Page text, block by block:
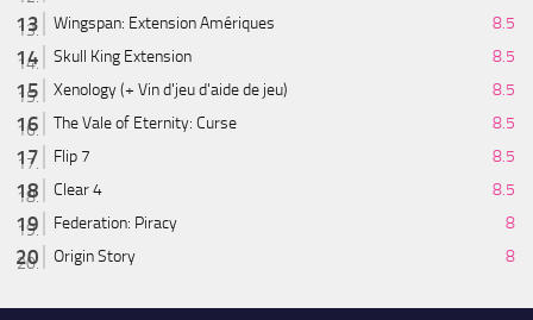
Wingspan: Extension Amériques
8.5
Skull King Extension
8.5
Xenology (+ Vin d'jeu d'aide de jeu)
8.5
The Vale of Eternity: Curse
8.5
Flip 7
8.5
Clear 4
8.5
Federation: Piracy
8
Origin Story
8